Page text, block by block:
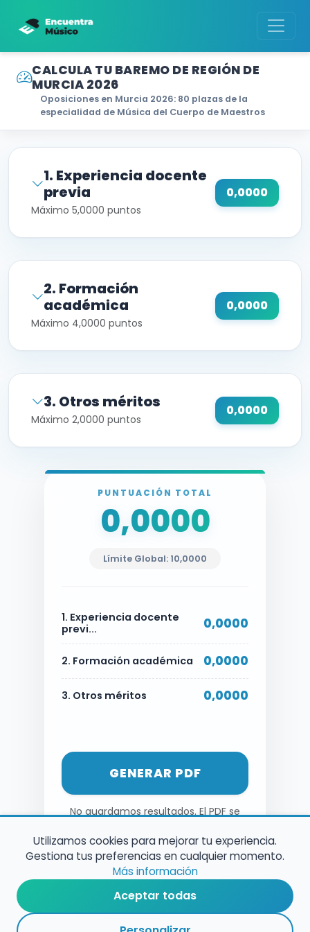
CALCULA TU BAREMO DE REGIÓN DE
MURCIA 2026
Oposiciones en Murcia 2026: 80 plazas de la
especialidad de Música del Cuerpo de Maestros
1. Experiencia docente
previa
Máximo 5,0000 puntos
0,0000
2. Formación
académica
Máximo 4,0000 puntos
0,0000
3. Otros méritos
Máximo 2,0000 puntos
0,0000
PUNTUACIÓN TOTAL
0,0000
Límite Global: 10,0000
1. Experiencia docente
previ...
0,0000
2. Formación académica 0,0000
3. Otros méritos 0,0000
GENERAR PDF
No guardamos resultados. El PDF se
Utilizamos cookies para mejorar tu experiencia.
Gestiona tus preferencias en cualquier momento.
Más información
Aceptar todas